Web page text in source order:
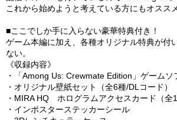
これから始めようと考えている方にもオススメ
■ここでしか手に入らない豪華特典付き！
ゲーム本編に加え、各種オリジナル特典が付
ない。
《収録内容》
・「Among Us: Crewmate Edition」ゲームソ
・オリジナル壁紙セット（全6種/DLコード）
・MIRA HQ ホログラムアクセスカード（全
・インポスターステッカーシール